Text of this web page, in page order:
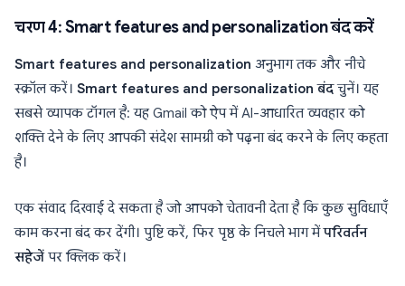
चरण 4: Smart features and personalization बंद करें
Smart features and personalization अनुभाग तक और नीचे
स्क्रॉल करें। Smart features and personalization बंदचुनें। यह
सबसे व्यापक टॉगल है: यह Gmail को ऐप में AI-आधारित व्यवहार को
शक्ति देने के लिए आपकी संदेश सामग्री को पढ़ना बंद करने के लिए कहता
है।
एक संवाद दिखाई दे सकता है जो आपको चेतावनी देता है कि कुछ सुविधाएँ
काम करना बंद कर देंगी। पुष्टि करें, फिर पृष्ठ के निचले भाग मेंपरिवर्तन
सहेजेंपर क्लिक करें।